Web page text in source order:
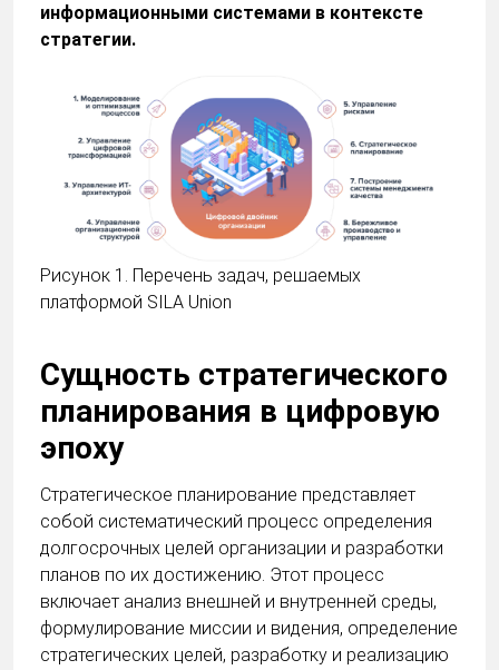
информационными системами в контексте
стратегии.
Рисунок 1. Перечень задач, решаемых
платформой SILA Union
Сущность стратегического
планирования в цифровую
эпоху
Стратегическое планирование представляет
собой систематический процесс определения
долгосрочных целей организации и разработки
планов по их достижению. Этот процесс
включает анализ внешней и внутренней среды,
формулирование миссии и видения, определение
стратегических целей, разработку и реализацию